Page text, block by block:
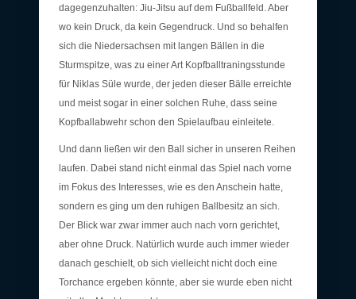
dagegenzuhalten: Jiu-Jitsu auf dem Fußballfeld. Aber
wo kein Druck, da kein Gegendruck. Und so behalfen
sich die Niedersachsen mit langen Bällen in die
Sturmspitze, was zu einer Art Kopfballtraningsstunde
für Niklas Süle wurde, der jeden dieser Bälle erreichte
und meist sogar in einer solchen Ruhe, dass seine
Kopfballabwehr schon den Spielaufbau einleitete.
Und dann ließen wir den Ball sicher in unseren Reihen
laufen. Dabei stand nicht einmal das Spiel nach vorne
im Fokus des Interesses, wie es den Anschein hatte,
sondern es ging um den ruhigen Ballbesitz an sich.
Der Blick war zwar immer auch nach vorn gerichtet,
aber ohne Druck. Natürlich wurde auch immer wieder
danach geschielt, ob sich vielleicht nicht doch eine
Torchance ergeben könnte, aber sie wurde eben nicht